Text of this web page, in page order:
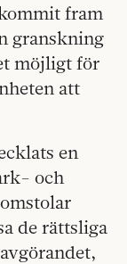
fram
granskning
möjligt för
att
en
och
de rättsliga